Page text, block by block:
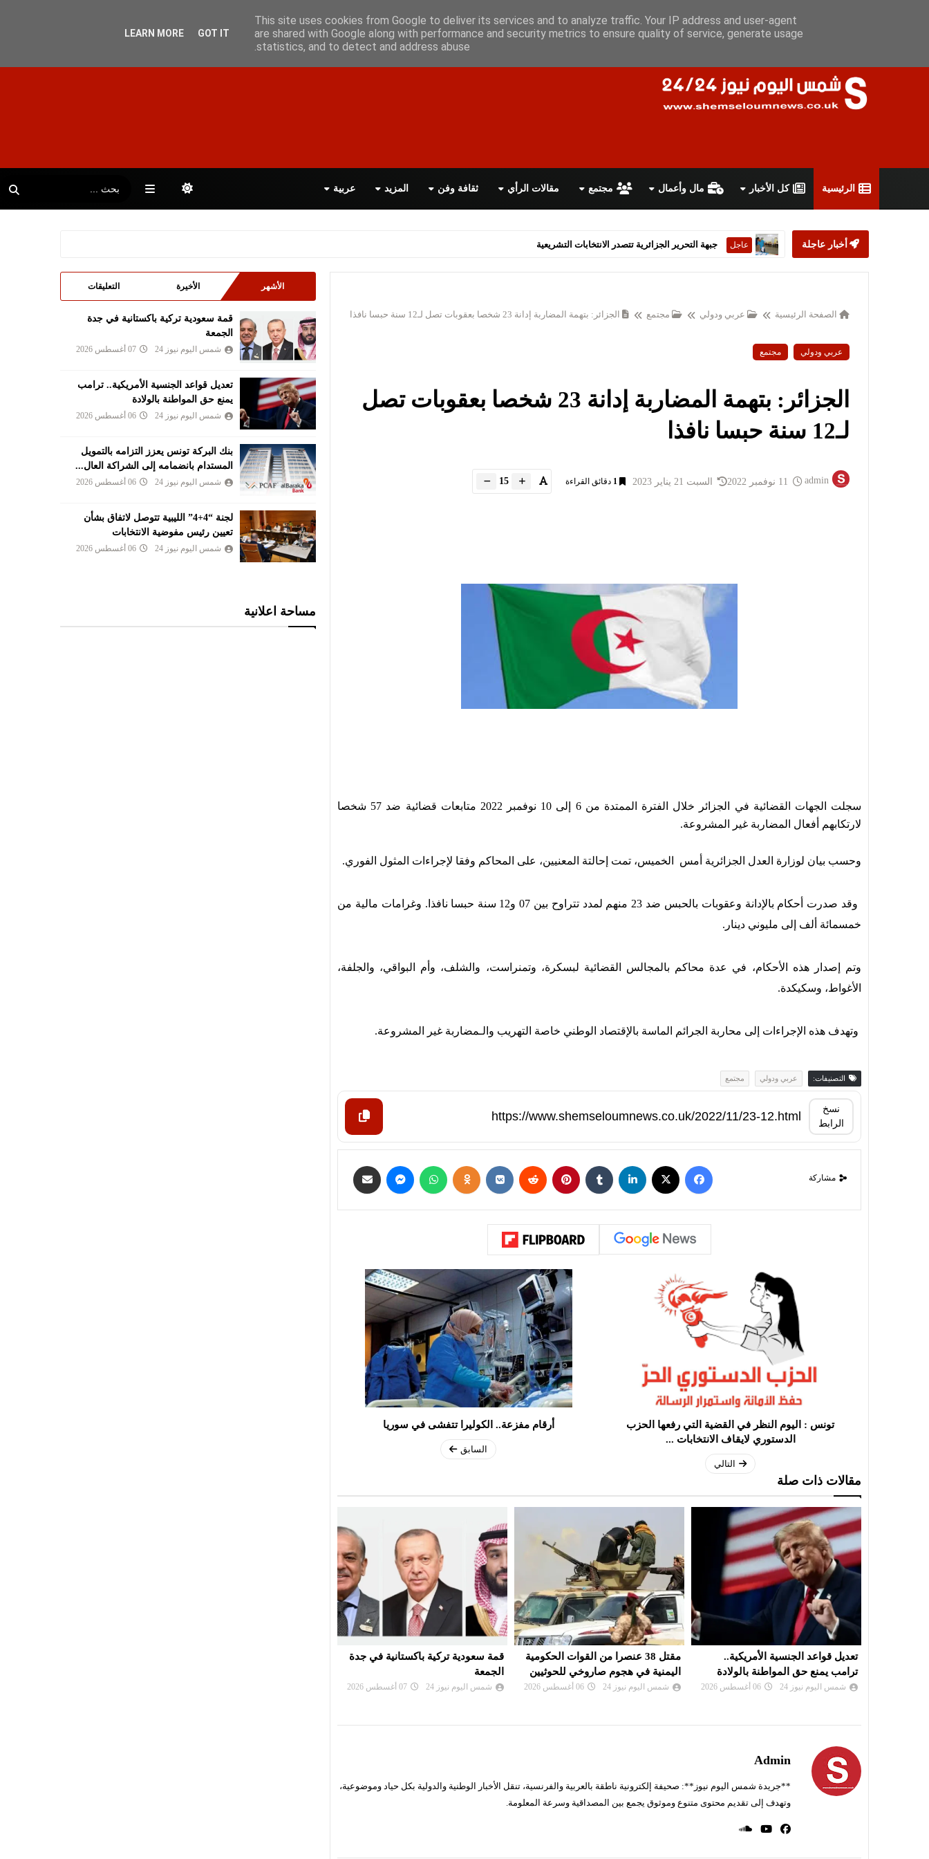
سياسة الخصوصية اتفاقية الاستخدام أعلن معانا اتصل بنا اقرأ الصحيفة PDF
الرئيسية كل الأخبار مال وأعمال مجتمع مقالات الرأي ثقافة وفن المزيد عربية
أخبار عاجلة عاجل ستارمر يعلن استقالته من رئاسة الحكومة البريطانية
الصفحة الرئيسية عربي ودولي مجتمع الجزائر: بتهمة المضاربة إدانة 23 شخصا بعقوبات تصل لـ12 سنة حبسا نافذا
عربي ودولي مجتمع
الجزائر: بتهمة المضاربة إدانة 23 شخصا بعقوبات تصل
لـ12 سنة حبسا نافذا
admin السبت 21 يناير 2023 1 دقائق القراءة 15
سجلت الجهات القضائية في الجزائر خلال الفترة الممتدة من 6 إلى 10 نوفمبر 2022 متابعات قضائية ضد 57 شخصا
لارتكابهم أفعال المضاربة غير المشروعة.
وحسب بيان لوزارة العدل الجزائرية أمس الخميس، تمت إحالتة المعنيين، على المحاكم وفقا لإجراءات المثول الفوري.
وقد صدرت أحكام بالإدانة وعقوبات بالحبس ضد 23 منهم لمدد تتراوح بين 07 و12 سنة حبسا نافذا. وغرامات مالية من
خمسمائة ألف إلى مليوني دينار.
وتم إصدار هذه الأحكام، في عدة محاكم بالمجالس القضائية لبسكرة، وتمنراست، والشلف، وأم البواقي، والجلفة،
الأغواط، وسكيكدة.
وتهدف هذه الإجراءات إلى محاربة الجرائم الماسة بالإقتصاد الوطني خاصة التهريب والـمضاربة غير المشروعة.
التصنيفات: عربي ودولي مجتمع
نسخ
الرابط
مشاركة
تونس : اليوم النظر في القضية التي رفعها الحزب
الدستوري لايقاف الانتخابات ...
التالي
أرقام مفزعة.. الكوليرا تتفشى في سوريا
السابق
مقالات ذات صلة
مقتل 38 عنصرا من القوات الحكومية
اليمنية في هجوم صاروخي للحوثيين
شمس اليوم نيوز 24 06 أغسطس 2026
قمة سعودية تركية باكستانية في جدة
الجمعة
شمس اليوم نيوز 24 07 أغسطس 2026
تعديل قواعد الجنسية الأمريكية..
ترامب يمنع حق المواطنة بالولادة
شمس اليوم نيوز 24 06 أغسطس 2026
Admin
**جريدة شمس اليوم نيوز**: صحيفة إلكترونية ناطقة بالعربية والفرنسية، تنقل الأخبار الوطنية والدولية بكل حياد وموضوعية،
وتهدف إلى تقديم محتوى متنوع وموثوق يجمع بين المصداقية وسرعة المعلومة.
الأشهر الأخيرة التعليقات
قمة سعودية تركية باكستانية في جدة
الجمعة
شمس اليوم نيوز 24 07 أغسطس 2026
تعديل قواعد الجنسية الأمريكية.. ترامب
يمنع حق المواطنة بالولادة
شمس اليوم نيوز 24 06 أغسطس 2026
بنك البركة تونس يعزز التزامه بالتمويل
المستدام بانضمامه إلى الشراكة العال...
شمس اليوم نيوز 24 06 أغسطس 2026
لجنة “4+4” الليبية تتوصل لاتفاق بشأن
تعيين رئيس مفوضية الانتخابات
شمس اليوم نيوز 24 06 أغسطس 2026
مساحة اعلانية
This site uses cookies from Google to deliver its services and to analyze traffic. Your IP address and user-agent
are shared with Google along with performance and security metrics to ensure quality of service, generate usage
statistics, and to detect and address abuse.
LEARN MORE GOT IT